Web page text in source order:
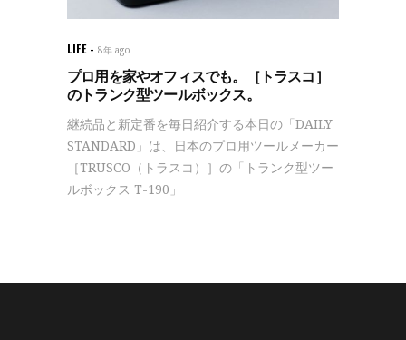
LIFE 8年 ago
プロ用を家やオフィスでも。［トラスコ］
のトランク型ツールボックス。
継続品と新定番を毎日紹介する本日の「DAILY
STANDARD」は、日本のプロ用ツールメーカー
［TRUSCO（トラスコ）］の「トランク型ツー
ルボックス T-190」